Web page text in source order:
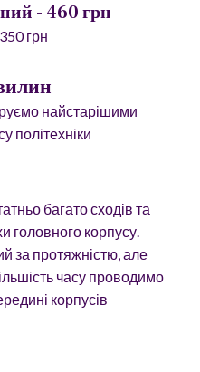
- 460 грн
грн
найстарішими
політехніки
багато сходів та
головного корпусу.
за протяжністю, але
часу проводимо
корпусів